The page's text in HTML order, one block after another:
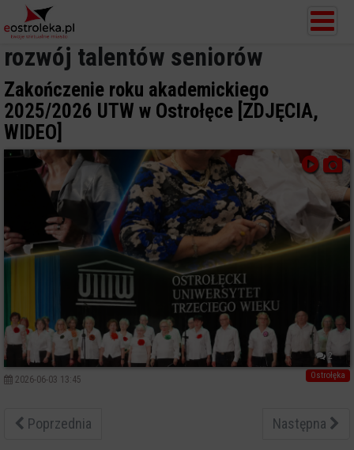
rozwój talentów seniorów
Zakończenie roku akademickiego
2025/2026 UTW w Ostrołęce [ZDJĘCIA,
WIDEO]
2
Ostrołęka
2026-06-03 13:45
Poprzednia Następna